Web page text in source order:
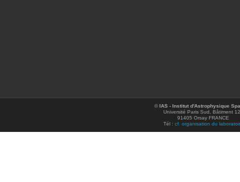
© IAS - Institut d'Astrophysique
Université Paris Sud, Bâtiment
91405 Orsay FRANCE
Tél : cf. organisation du